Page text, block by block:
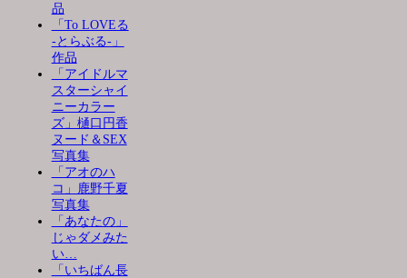
品
「To LOVEる
-とらぶる-」
作品
「アイドルマ
スターシャイ
ニーカラー
ズ」樋口円香
ヌード＆SEX
写真集
「アオのハ
コ」鹿野千夏
写真集
「あなたの」
じゃダメみた
い…
「いちばん長